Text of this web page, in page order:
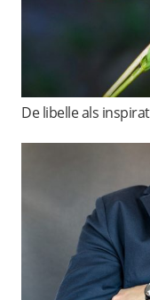
De libelle als